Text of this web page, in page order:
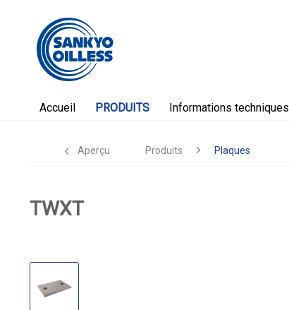
Accueil PRODUITS Informations techniques
Aperçu Produits Plaques
TWXT